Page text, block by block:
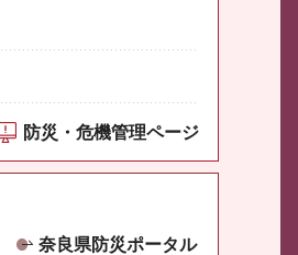
防災・危機管理ページ
奈良県防災ポータル